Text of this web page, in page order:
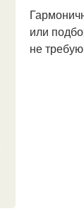
или
не